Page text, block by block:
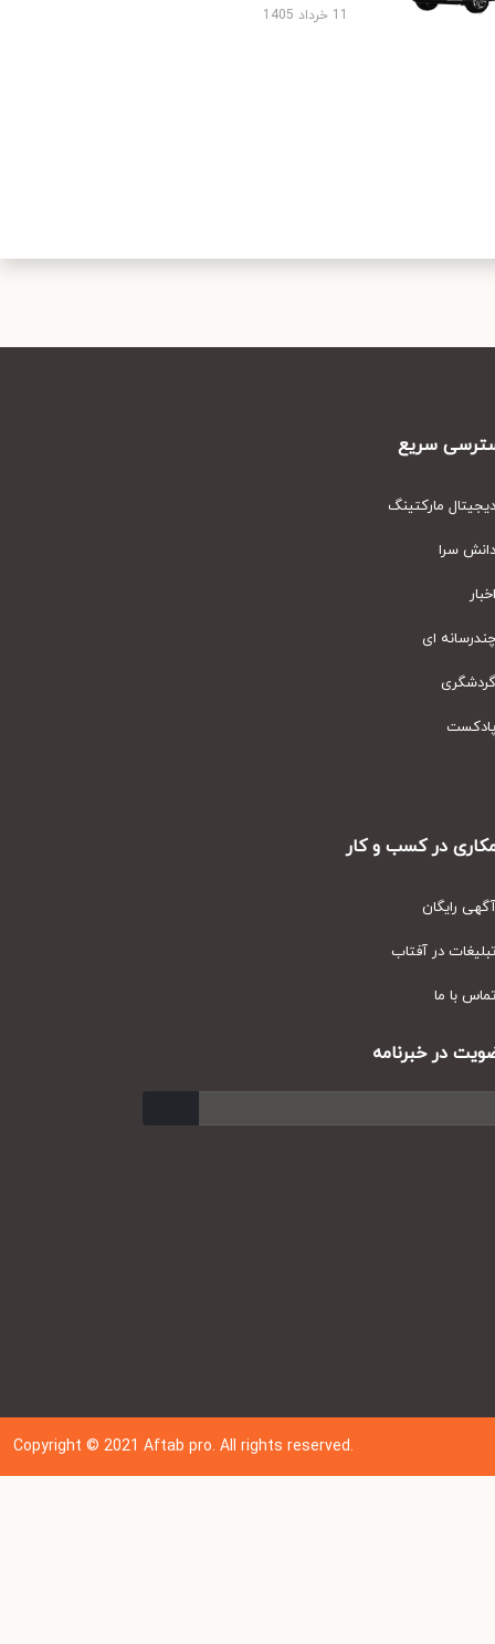
سریع
مارکتینگ
سرا
ای
در کسب و کار
رایگان
در آفتاب
با ما
در خبرنامه
Copyright © 202 1Aftab pro. All rights reserved.